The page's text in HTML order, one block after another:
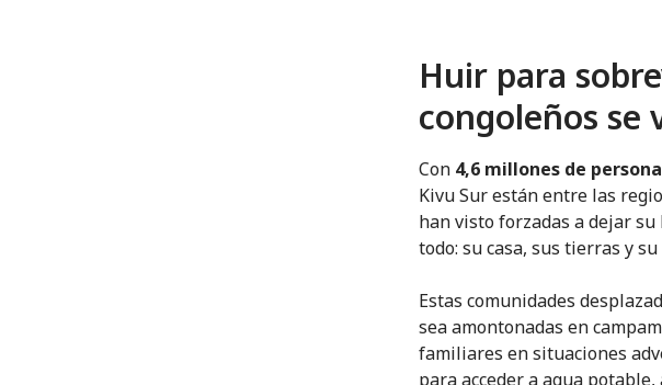
Huir para
congoleños se
Con 4,6 millones de
Kivu Sur están entre las
han visto forzadas a dejar
todo: su casa, sus tierras y
Estas comunidades
sea amontonadas en
familiares en situaciones
para acceder a agua